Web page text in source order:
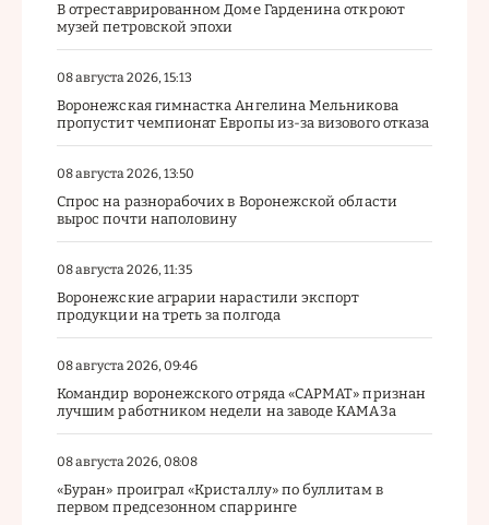
В отреставрированном Доме Гарденина откроют
музей петровской эпохи
08 августа 2026, 15:13
Воронежская гимнастка Ангелина Мельникова
пропустит чемпионат Европы из-за визового отказа
08 августа 2026, 13:50
Спрос на разнорабочих в Воронежской области
вырос почти наполовину
08 августа 2026, 11:35
Воронежские аграрии нарастили экспорт
продукции на треть за полгода
08 августа 2026, 09:46
Командир воронежского отряда «САРМАТ» признан
лучшим работником недели на заводе КАМАЗа
08 августа 2026, 08:08
«Буран» проиграл «Кристаллу» по буллитам в
первом предсезонном спарринге